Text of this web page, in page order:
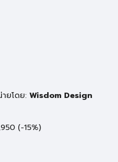
ยโดย: Wisdom Design
(-15%)